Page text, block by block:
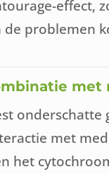
effect,
problemen
met
onderschatte
met
het